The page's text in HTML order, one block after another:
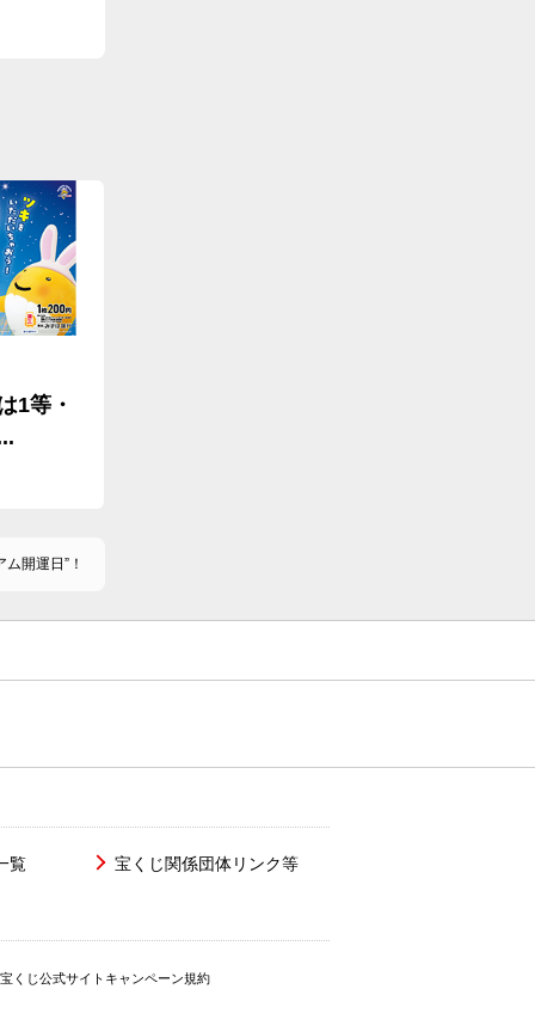
1等・
開運日”！
覧 宝くじ関係団体リンク等
宝くじ公式サイトキャンペーン規約